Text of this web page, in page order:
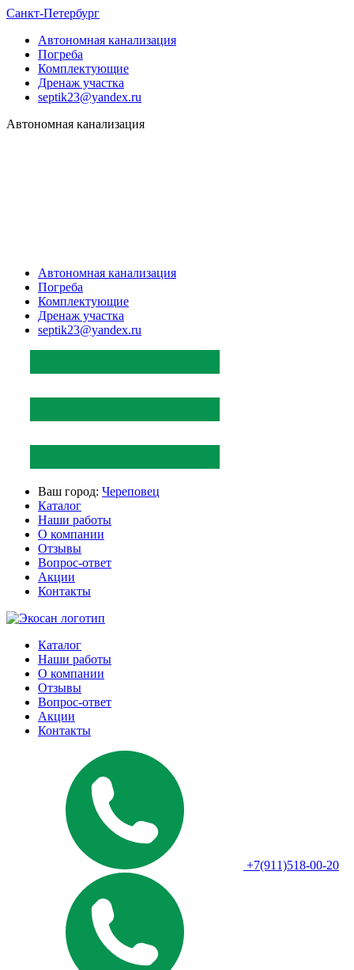
Санкт-Петербург
Автономная канализация
Погреба
Комплектующие
Дренаж участка
septik23@yandex.ru
Автономная канализация
Автономная канализация
Погреба
Комплектующие
Дренаж участка
septik23@yandex.ru
Ваш город: Череповец
Каталог
Наши работы
О компании
Отзывы
Вопрос-ответ
Акции
Контакты
Каталог
Наши работы
О компании
Отзывы
Вопрос-ответ
Акции
Контакты
+7(911)518-00-20